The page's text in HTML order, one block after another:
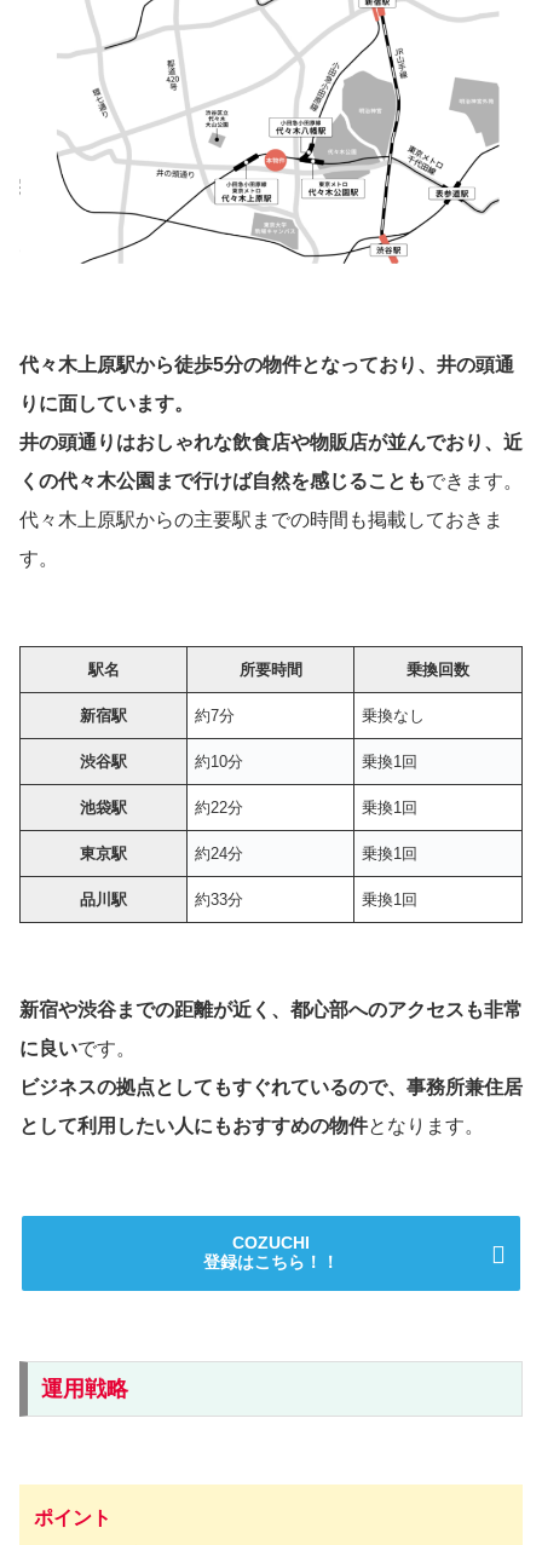
代々木上原駅から徒歩5分の物件となっており、井の頭通
りに面しています。
井の頭通りはおしゃれな飲食店や物販店が並んでおり、近
くの代々木公園まで行けば自然を感じることもできます。
代々木上原駅からの主要駅までの時間も掲載しておきま
す。
駅名 所要時間 乗換回数
新宿駅 約7分 乗換なし
渋谷駅 約10分 乗換1回
池袋駅 約22分 乗換1回
東京駅 約24分 乗換1回
品川駅 約33分 乗換1回
新宿や渋谷までの距離が近く、都心部へのアクセスも非常
に良いです。
ビジネスの拠点としてもすぐれているので、事務所兼住居
として利用したい人にもおすすめの物件となります。
COZUCHI
登録はこちら！！
運用戦略
ポイント